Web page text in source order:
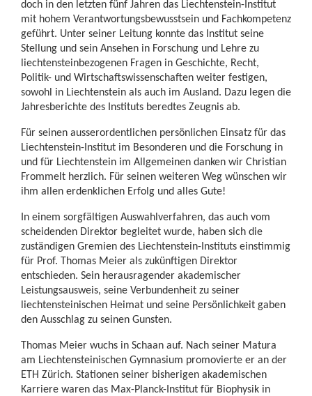
doch in den letzten fünf Jahren das Liechtenstein-Institut
mit hohem Verantwortungsbewusstsein und Fachkompetenz
geführt. Unter seiner Leitung konnte das Institut seine
Stellung und sein Ansehen in Forschung und Lehre zu
liechtensteinbezogenen Fragen in Geschichte, Recht,
Politik- und Wirtschaftswissenschaften weiter festigen,
sowohl in Liechtenstein als auch im Ausland. Dazu legen die
Jahresberichte des Instituts beredtes Zeugnis ab.
Für seinen ausserordentlichen persönlichen Einsatz für das
Liechtenstein-Institut im Besonderen und die Forschung in
und für Liechtenstein im Allgemeinen danken wir Christian
Frommelt herzlich. Für seinen weiteren Weg wünschen wir
ihm allen erdenklichen Erfolg und alles Gute!
In einem sorgfältigen Auswahlverfahren, das auch vom
scheidenden Direktor begleitet wurde, haben sich die
zuständigen Gremien des Liechtenstein-Instituts einstimmig
für Prof. Thomas Meier als zukünftigen Direktor
entschieden. Sein herausragender akademischer
Leistungsausweis, seine Verbundenheit zu seiner
liechtensteinischen Heimat und seine Persönlichkeit gaben
den Ausschlag zu seinen Gunsten.
Thomas Meier wuchs in Schaan auf. Nach seiner Matura
am Liechtensteinischen Gymnasium promovierte er an der
ETH Zürich. Stationen seiner bisherigen akademischen
Karriere waren das Max-Planck-Institut für Biophysik in